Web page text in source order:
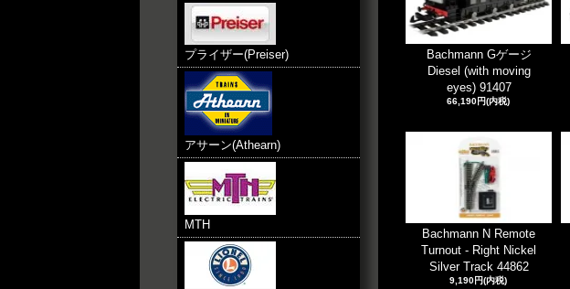
プライザー(Preiser)
アサーン(Athearn)
MTH
Bachmann Gゲージ
Diesel (with moving
eyes) 91407
66,190円(内税)
Bachmann N Remote
Turnout - Right Nickel
Silver Track 44862
9,190円(内税)